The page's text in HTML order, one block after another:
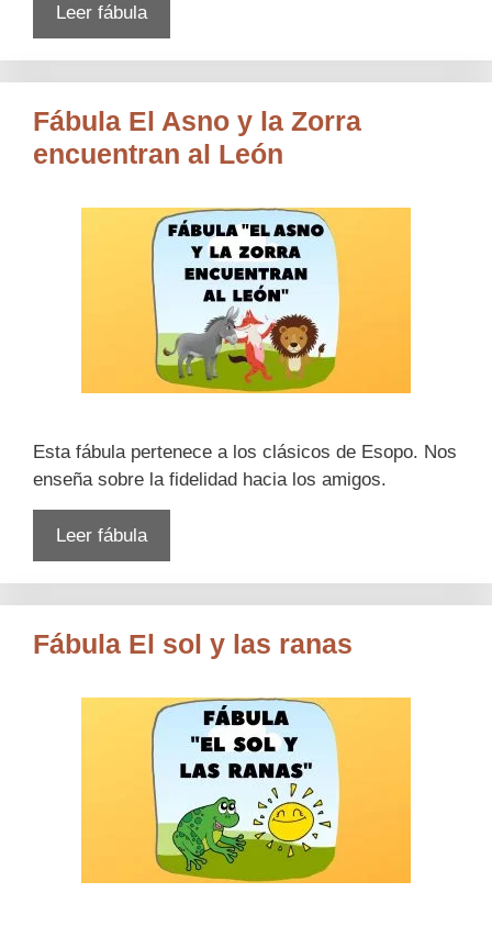
Leer fábula
Fábula El Asno y la Zorra
encuentran al León
Esta fábula pertenece a los clásicos de Esopo. Nos
enseña sobre la fidelidad hacia los amigos.
Leer fábula
Fábula El sol y las ranas